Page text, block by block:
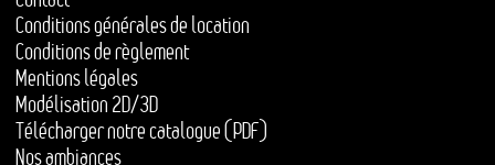
Conditions générales de location
Conditions de règlement
Mentions légales
Modélisation 2D/3D
Télécharger notre catalogue (PDF)
Nos ambiances